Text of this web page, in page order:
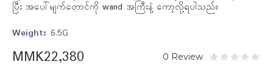
ပြီး အပေါ်မျက်တောင်ကို wand အကြီးနဲ့ ကော့လို့ရပါသည်။
Weight: 6.5G
MMK22,380 0 Review